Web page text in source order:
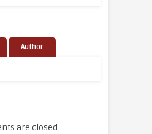
Author
are closed.